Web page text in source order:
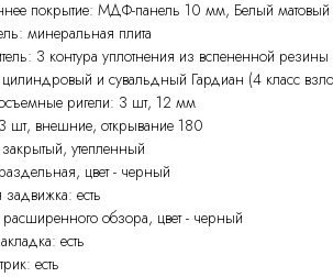
покрытие: МДФ-панель 10 мм, Белый
минеральная плита
3 контура уплотнения из вспененной резины
и сувальдный Гардиан (4 класс
ригели: 3 шт, 12 мм
шт, внешние, открывание 180
утепленный
цвет - черный
есть
расширенного обзора, цвет - черный
есть
есть